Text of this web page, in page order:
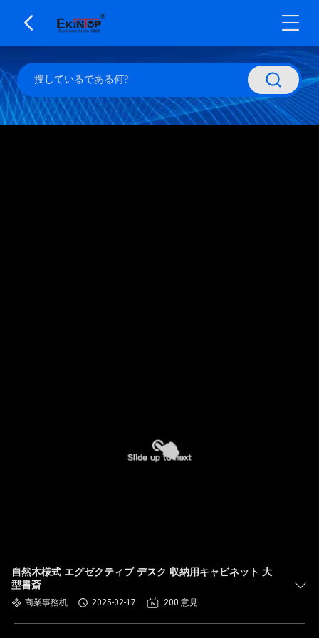
自然木様式 エグゼクティブ デスク 収納用キャビネット 大
型書斎
商業事務机 2025-02-17 200 意見